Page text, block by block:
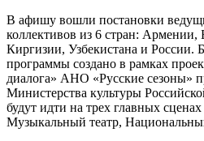
В афишу вошли постановки
коллективов из 6 стран: Армении,
Киргизии, Узбекистана и России.
программы создано в рамках
диалога» АНО «Русские сезоны»
Министерства культуры
будут идти на трех главных
Музыкальный театр,